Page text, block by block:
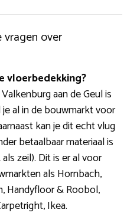
over
vloerbedekking?
aan de Geul is
al in de bouwmarkt voor
kan je dit echt vlug
betaalbaar materiaal is
zeil). Dit is er al voor
als Hornbach,
Handyfloor & Roobol,
Ikea.